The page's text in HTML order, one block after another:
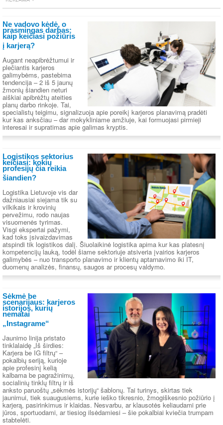
Ne vadovo kėdė, o
prasmingas darbas:
kaip keičiasi požiūris
į karjerą?
Augant neapibrėžtumui ir
plečiantis karjeros
galimybėms, pastebima
tendencija – 2 iš 5 jaunų
žmonių šiandien neturi
aiškiai apibrėžtų ateities
planų darbo rinkoje. Tai,
specialistų teigimu, signalizuoja apie poreikį karjeros planavimą pradėti
kur kas anksčiau – dar mokykliniame amžiuje, kai formuojasi pirmieji
interesai ir supratimas apie galimas kryptis.
Logistikos sektorius
keičiasi: kokių
profesijų čia reikia
šiandien?
Logistika Lietuvoje vis dar
dažniausiai siejama tik su
vilkikais ir krovinių
pervežimu, rodo naujas
visuomenės tyrimas.
Visgi ekspertai pažymi,
kad toks įsivaizdavimas
atspindi tik logistikos dalį. Šiuolaikinė logistika apima kur kas platesnį
kompetencijų lauką, todėl šiame sektoriuje atsiveria įvairios karjeros
galimybės – nuo transporto planavimo ir klientų aptarnavimo iki IT,
duomenų analizės, finansų, saugos ar procesų valdymo.
Sėkmė be
scenarijaus: karjeros
istorijos, kurių
nematai
„Instagrame“
Jaunimo linija pristato
tinklalaidę „Iš širdies:
Karjera be IG filtrų“ –
pokalbių seriją, kurioje
apie profesinį kelią
kalbama be pagražinimų,
socialinių tinklų filtrų ir iš
anksto paruoštų „sėkmės istorijų“ šablonų. Tai turinys, skirtas tiek
jaunimui, tiek suaugusiems, kurie ieško tikresnio, žmogiškesnio požiūrio į
karjerą, pasirinkimus ir klaidas. Nesvarbu, ar klausotės keliaudami prie
jūros, sportuodami, ar tiesiog ilsėdamiesi – šie pokalbiai kviečia trumpam
stabtelėti.